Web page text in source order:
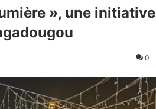
», une initiative
0